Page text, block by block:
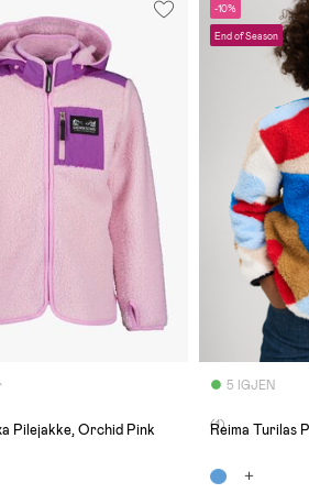
Pilejakke, Orchid Pink
-10%
End of Season
5 IGJEN
(1)
Reima Turilas